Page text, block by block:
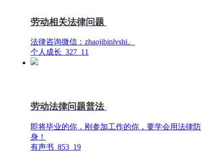
劳动相关法律问题
法律咨询微信：zhaojibinlvshi。
个人成长 327 11
劳动法律问题普法
即将毕业的你，刚参加工作的你，要学会用法律防
身！
有声书 853 19